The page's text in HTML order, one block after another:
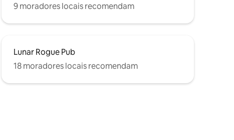
9 moradores locais recomendam
Lunar Rogue Pub
18 moradores locais recomendam